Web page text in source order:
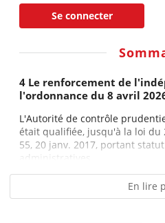
Se connecter
4 Le renforcement de
l'ordonnance du 8 avril
L'Autorité de contrôle
était qualifiée, jusqu'à la loi du
55, 20 janv. 2017, portant
administratives...
En lire